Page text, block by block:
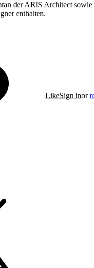
der ARIS Architect
enthalten.
LikeSign inor